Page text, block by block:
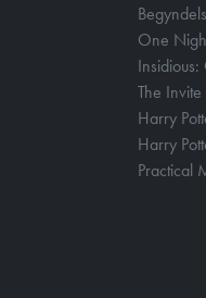
One
The Invite
Harry
Harry
Practical